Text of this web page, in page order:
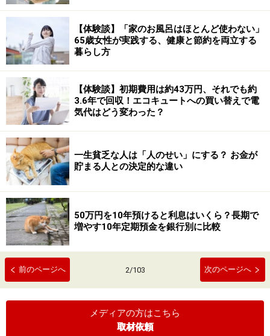
【体験談】「家のお風呂はほとんど使わない」
65歳女性が実践する、健康と節約を両立する
暮らし方
【体験談】初期費用は約43万円、それでも約
3.6年で回収！エコキュートへの買い替えで電
気代はどう変わった？
一生貧乏な人は「人のせい」にする？ お金が
貯まる人との決定的な違い
50万円を10年預けると利息はいくら？長期で
増やす10年定期預金を銀行別に比較
前のページへ 2/103 次のページへ
メディアの方はこちら
取材依頼